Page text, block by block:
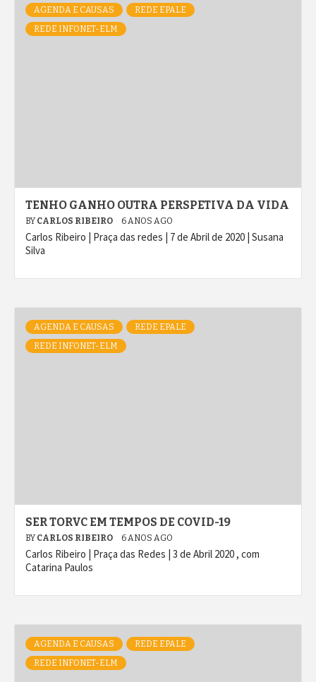
AGENDA E CAUSAS
REDE EPALE
REDE INFONET-ELM
TENHO GANHO OUTRA PERSPETIVA DA VIDA
BY CARLOS RIBEIRO 6 ANOS AGO
Carlos Ribeiro | Praça das redes | 7 de Abril de 2020 | Susana
Silva
AGENDA E CAUSAS
REDE EPALE
REDE INFONET-ELM
SER TORVC EM TEMPOS DE COVID-19
BY CARLOS RIBEIRO 6 ANOS AGO
Carlos Ribeiro | Praça das Redes | 3 de Abril 2020 , com
Catarina Paulos
AGENDA E CAUSAS
REDE EPALE
REDE INFONET-ELM